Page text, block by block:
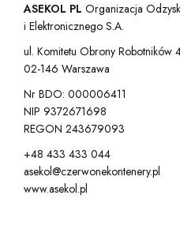
ASEKOL PL Organizacja
i Elektronicznego S.A.
ul. Komitetu Obrony Robotników
02-146 Warszawa
Nr BDO: 000006411
NIP 9372671698
REGON 243679093
+48 433 433 044
asekol@czerwonekontenery.pl
www.asekol.pl